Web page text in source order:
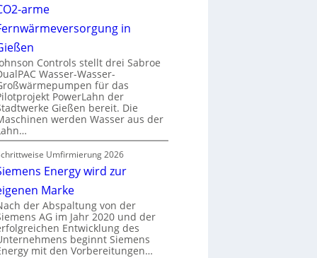
arme
in
Controls stellt drei Sabroe
Wasser-Wasser-
für das
PowerLahn der
Gießen bereit. Die
werden Wasser aus der
Umfirmierung 2026
Energy wird zur
Marke
der Abspaltung von der
AG im Jahr 2020 und der
Entwicklung des
beginnt Siemens
mit den Vorbereitungen…